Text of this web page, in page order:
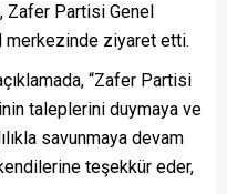
Zafer Partisi Genel
merkezinde ziyaret etti.
“Zafer Partisi
taleplerini duymaya ve
savunmaya devam
teşekkür eder,